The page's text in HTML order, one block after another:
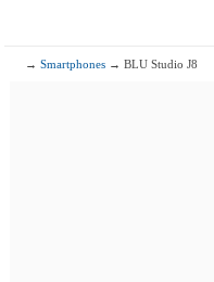
→Smartphones → BLU Studio J8